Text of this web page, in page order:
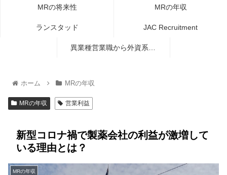
MRの将来性 MRの年収
ランスタッド JAC Recruitment
異業種営業職から外資系mr
ホーム MRの年収
MRの年収 営業利益
新型コロナ禍で製薬会社の利益が激増して
いる理由とは？
MRの年収